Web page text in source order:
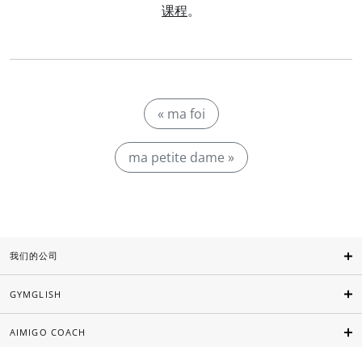
课程。
« ma foi
ma petite dame »
我们的公司
GYMGLISH
AIMIGO COACH